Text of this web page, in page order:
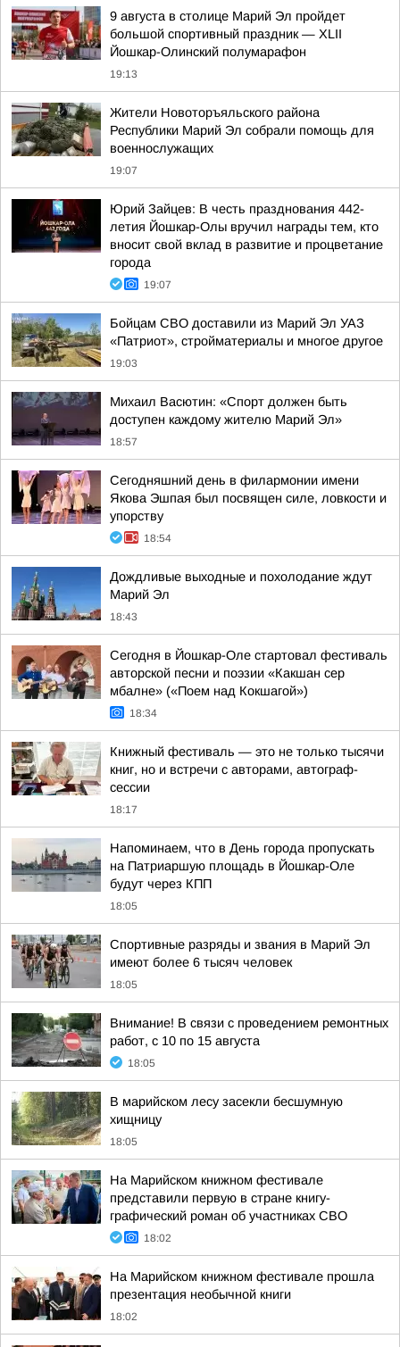
9 августа в столице Марий Эл пройдет
большой спортивный праздник — XLII
Йошкар-Олинский полумарафон
19:13
Жители Новоторъяльского района
Республики Марий Эл собрали помощь для
военнослужащих
19:07
Юрий Зайцев: В честь празднования 442-
летия Йошкар-Олы вручил награды тем, кто
вносит свой вклад в развитие и процветание
города
19:07
Бойцам СВО доставили из Марий Эл УАЗ
«Патриот», стройматериалы и многое другое
19:03
Михаил Васютин: «Спорт должен быть
доступен каждому жителю Марий Эл»
18:57
Сегодняшний день в филармонии имени
Якова Эшпая был посвящен силе, ловкости и
упорству
18:54
Дождливые выходные и похолодание ждут
Марий Эл
18:43
Сегодня в Йошкар-Оле стартовал фестиваль
авторской песни и поэзии «Какшан сер
мбалне» («Поем над Кокшагой»)
18:34
Книжный фестиваль — это не только тысячи
книг, но и встречи с авторами, автограф-
сессии
18:17
Напоминаем, что в День города пропускать
на Патриаршую площадь в Йошкар-Оле
будут через КПП
18:05
Спортивные разряды и звания в Марий Эл
имеют более 6 тысяч человек
18:05
Внимание! В связи с проведением ремонтных
работ, с 10 по 15 августа
18:05
В марийском лесу засекли бесшумную
хищницу
18:05
На Марийском книжном фестивале
представили первую в стране книгу-
графический роман об участниках СВО
18:02
На Марийском книжном фестивале прошла
презентация необычной книги
18:02